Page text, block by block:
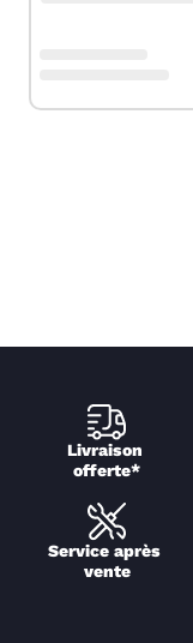
Livraison
offerte*
Service après
vente